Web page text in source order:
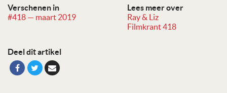
Verschenen in
#418 — maart 2019
Lees meer over
Ray & Liz
Filmkrant 418
Deel dit artikel